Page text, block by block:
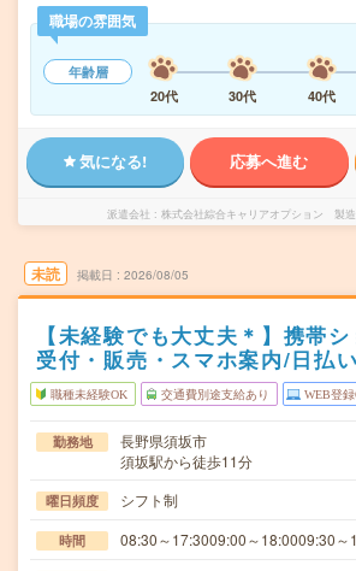
職場の雰囲気
年齢層
20代
30代 40代
気になる! 応募へ進む
派遣会社 株式会社綜合キャリアオプション 製造
未読 掲載日 2026/08/05
【未経験でも大丈夫＊】携帯
受付・販売・スマホ案内/日払
職種未経験OK 交通費別途支給あり WEB登
勤務地
長野県須坂市
須坂駅から徒歩11分
曜日頻度 シフト制
時間 08:30～17:3009:00～18:0009:30～